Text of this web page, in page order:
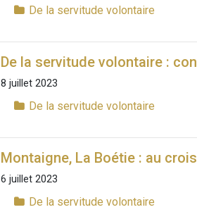
De la servitude volontaire
De la servitude volontaire :
8 juillet 2023
De la servitude volontaire
Montaigne, La Boétie : au
6 juillet 2023
De la servitude volontaire